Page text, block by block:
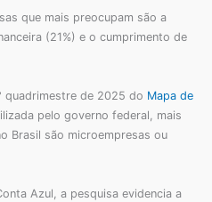
que mais preocupam são a
(21%) e o cumprimento de
quadrimestre de 2025 do Mapa de
pelo governo federal, mais
Brasil são microempresas ou
Azul, a pesquisa evidencia a